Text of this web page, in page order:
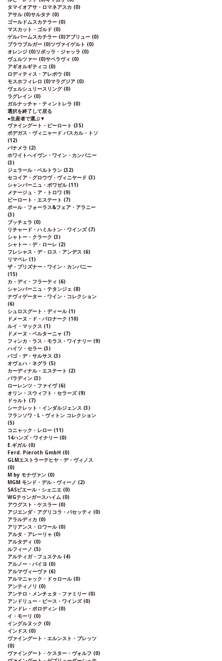
タマイオアサ・ロマネアスカ (0)
アサル (0)サルタナ (0)
ゴールドムスカテラー (0)
マスカット・ゴルド (0)
ゲルバームスカテラー (0)アブリュー (0)
ブラウブルガー (0)ツヴァイゲルト (0)
オレンジ (0)リボッラ・ジャッラ (0)
ヴュルツァー (0)サペラヴィ (0)
アギオルギティコ (0)
ロディティス・アレポウ (0)
モスホフィレロ (0)マラグジア (0)
ヴェルシュリースリング (0)
ラグレイン (0)
ガルナッチャ・ティントレラ (0)
選択を終了して戻る
●生産者で選ぶ▼
ヴァイングート・ピーロート (35)
ボデガス・ヴィニャード パスカル・トソ
(12)
パナメラ (2)
ホワイトへイヴン・ワイン・カンパニー
(3)
ジェラール・ベルトラン (32)
セコイア・グロウヴ・ヴィニヤード (3)
シャンパーニュ・ボワゼル (11)
メナージュ・ア・トロワ (9)
ピーロート・エステート (7)
ボール・フォーラス&フェア・アラニー
(3)
ブッチェラ (0)
リチャード・ハミルトン・ワインズ (7)
シャトー・クラーク (3)
シャトー・デ・ローレ (2)
フレシャス・デ・ロス・アンデス (6)
リマペレ (1)
ザ・プリズナー・ワイン・カンパニー
(15)
カ・ディ・フラーティ (6)
シャンパーニュ・テタンジェ (8)
ナヴィゲーター・ワイン・コレクション
(6)
シュロスグート・ディール (1)
ドメーヌ・ド・バロナーク (10)
ルイ・マックス (1)
ドメーヌ・ベルターニャ (7)
フィンカ・ラス・モラス・ワイナリー (9)
ハイツ・セラー (3)
パゴ・デ・サルサス (3)
オヴェハ・ネグラ (5)
カーディナル・エステート (2)
パラディン (3)
ローレンツ・ファイヴ (6)
オリン・スウィフト・セラーズ (9)
ドゥルト (7)
シークレット・インダルジェンス (3)
フランソワ・L・ヴィトン コレクション
(5)
コニャック・レロー (11)
14ハンズ・ワイナリー (0)
E.ギガル (0)
Ferd. Pieroth GmbH (0)
GLMエストラーテヒヤ・デ・ヴィノス
(0)
M by モナヴァン (0)
MGM モンド・デル・ヴィーノ (2)
SASピエール・シェニエ (0)
WGテゥンガースハイム (0)
アウグスト・ケスラー (0)
アジエンダ・アグリコラ・パセッティ (0)
アラルディカ (0)
アリアンス・ロワール (0)
アルタ・アレーリャ (0)
アルタディ (0)
ルフィーノ (5)
アルティガ・フュステル (4)
アルノー・バイヨ (0)
アルマヴィーヴァ (6)
アルマニャック・ドゥロール (0)
アンティノリ (0)
アンテロ・メンチェタ・ファミリー (0)
アンドリュー・ピース・ワインズ (0)
アンドレ・ボロディン (0)
イ・モーリ (0)
イングルヌック (0)
インドス (0)
ヴァイングート・エルンスト・ブレッツ
(0)
ヴァイングート・ケスター・ヴォルフ (0)